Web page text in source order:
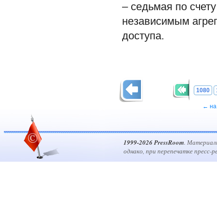
– седьмая по
независимым
доступа.
1080
← на
1999-2026 PressRoom.
однако, при перепечатке пресс-